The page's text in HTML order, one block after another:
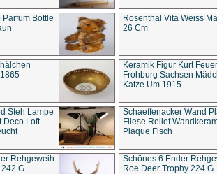
Bottle
Rosenthal Vita Weiss
26 Cm
Keramik Figur Kurt
Frohburg Sachsen
Katze Um 1915
Steh Lampe
Deco Loft
Schaeffenacker Wand
Fliese Relief
Plaque Fisch
Rehgeweih
G
Schönes 6 Ender
Roe Deer Trophy 224 G